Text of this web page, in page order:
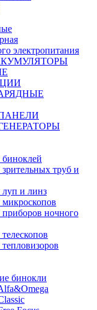
электропитания
биноклей
труб и
луп и линз
ночного
бинокли